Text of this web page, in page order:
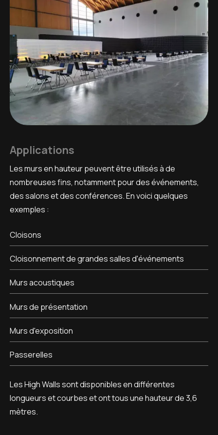
Applications
Les murs en hauteur peuvent être utilisés à de
nombreuses fins, notamment pour des événements,
des salons et des conférences. En voici quelques
exemples :
Cloisons
Cloisonnement de grandes salles d'événements
Murs acoustiques
Murs de présentation
Murs d'exposition
Passerelles
Les High Walls sont disponibles en différentes
longueurs et courbes et ont tous une hauteur de 3,6
mètres.